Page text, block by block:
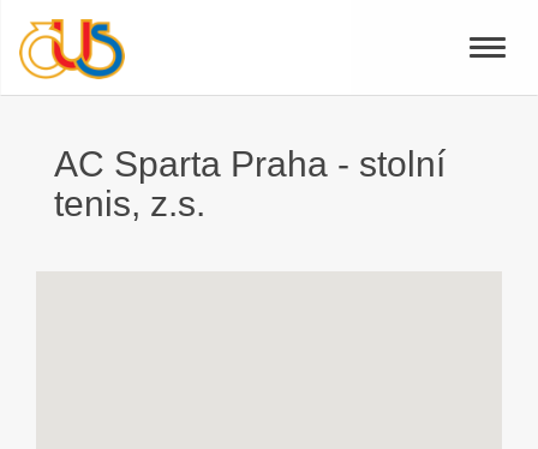
Toggle
AC Sparta Praha - stolní
tenis, z.s.